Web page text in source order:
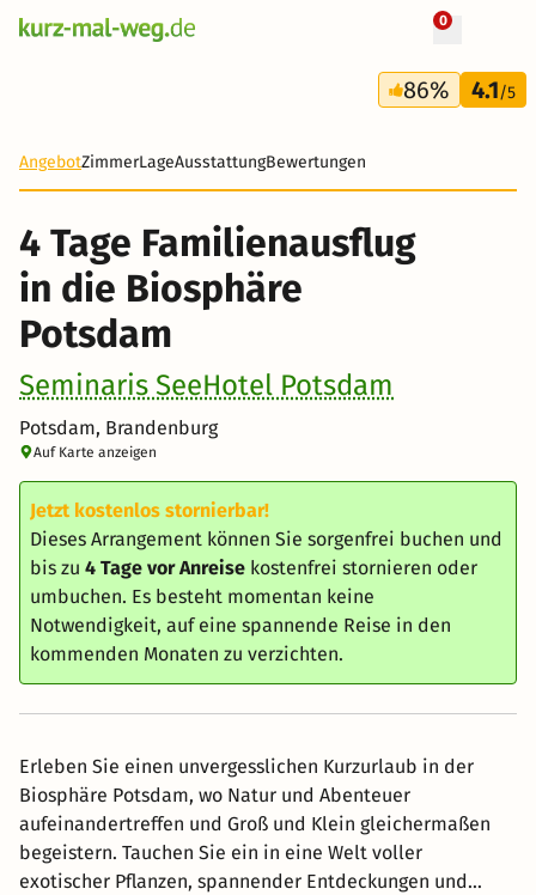
0
4 Tage
199 €
86% 4.1/5
AngebotZimmerLageAusstattungBewertungen
4 Tage Familienausflug
in die Biosphäre
Potsdam
Seminaris SeeHotel Potsdam
Potsdam, Brandenburg
Auf Karte anzeigen
Jetzt kostenlos stornierbar!
Dieses Arrangement können Sie sorgenfrei buchen und
bis zu 4 Tage vor Anreise kostenfrei stornieren oder
umbuchen. Es besteht momentan keine
Notwendigkeit, auf eine spannende Reise in den
kommenden Monaten zu verzichten.
Erleben Sie einen unvergesslichen Kurzurlaub in der
Biosphäre Potsdam, wo Natur und Abenteuer
aufeinandertreffen und Groß und Klein gleichermaßen
begeistern. Tauchen Sie ein in eine Welt voller
exotischer Pflanzen, spannender Entdeckungen und